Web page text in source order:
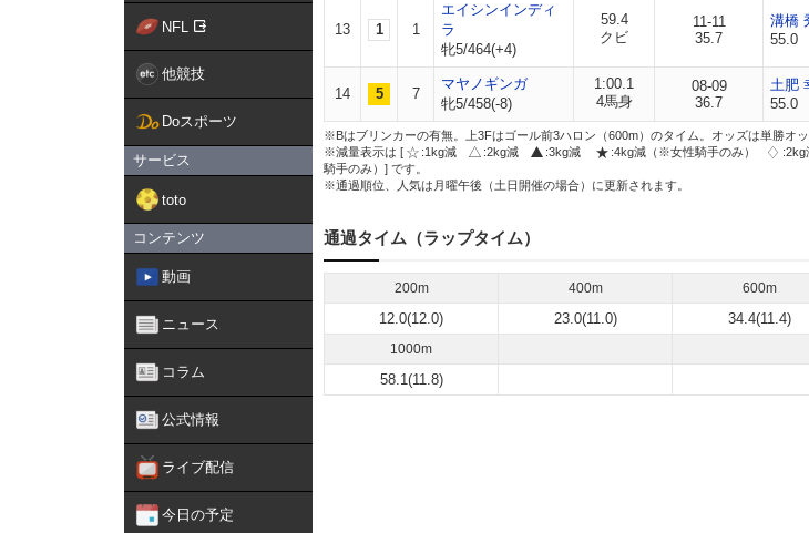
NFL
他競技
Doスポーツ
サービス
toto
コンテンツ
動画
ニュース
コラム
公式情報
ライブ配信
今日の予定
13 1 1
エイシンインディ
ラ
牝5/464(+4)
59.4
クビ
11-11
35.7
溝橋
55.0
14 5 7
マヤノギンガ
牝5/458(-8)
1:00.1
4馬身
08-09
36.7
土肥
55.0
※Bはブリンカーの有無。上3Fはゴール前3ハロン（600m）のタイム。オッズは単勝オッ
※減量表示は [
:1kg減 :2kg減 :3kg減 :4kg減（※女性騎手のみ）
:2kg
騎手のみ）] です。
※通過順位、人気は月曜午後（土日開催の場合）に更新されます。
通過タイム（ラップタイム）
200m 400m 600m
12.0(12.0) 23.0(11.0) 34.4(11.4)
1000m
58.1(11.8)